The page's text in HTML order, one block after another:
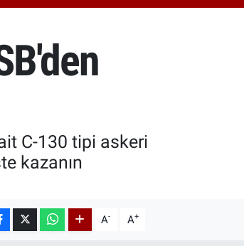
C-130 tipi askeri
kazanın
A- A+